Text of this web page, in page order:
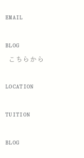
EMAIL
BLOG
こちらから
LOCATION
TUITION
BLOG